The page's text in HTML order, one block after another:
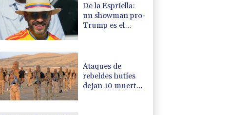
De la Espriella:
un showman pro-
Trump es el
Ataques de
rebeldes hutíes
dejan 10 muertos